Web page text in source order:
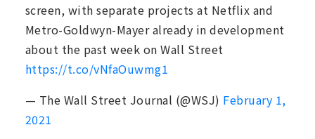
screen, with separate projects at Netflix and
Metro-Goldwyn-Mayer already in development
about the past week on Wall Street
https://t.co/vNfaOuwmg1
— The Wall Street Journal (@WSJ) February 1,
2021